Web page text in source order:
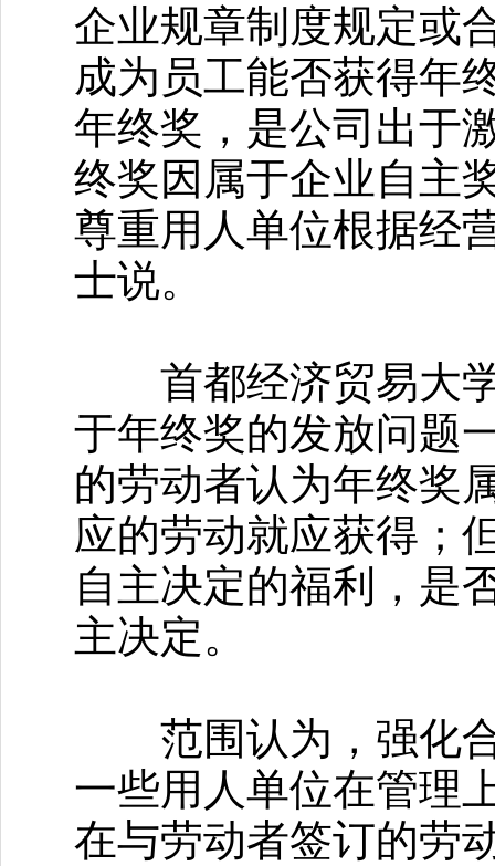
企业规章制度规定或
成为员工能否获得年
年终奖，是公司出于
终奖因属于企业自主
尊重用人单位根据经
士说。
首都经济贸易大学
于年终奖的发放问题
的劳动者认为年终奖
应的劳动就应获得；
自主决定的福利，是
主决定。
范围认为，强化合
一些用人单位在管理
在与劳动者签订的劳